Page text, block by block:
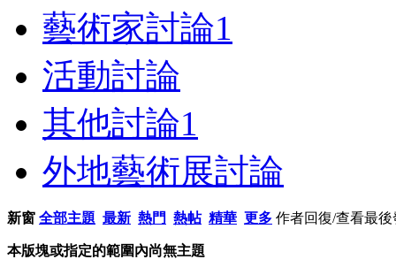
藝術家討論1
活動討論
其他討論1
外地藝術展討論
新窗 全部主題 最新 熱門 熱帖 精華 更多 作者回復/查看最後
本版塊或指定的範圍內尚無主題